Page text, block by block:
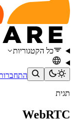
כל הקטגוריות
תגית
WebRTC